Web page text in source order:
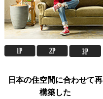
日本の住空間に合わせて再
構築した